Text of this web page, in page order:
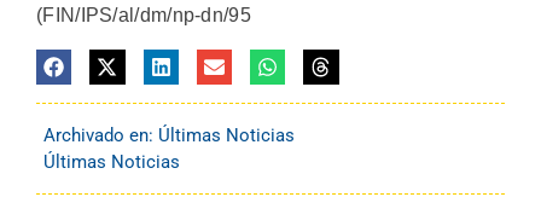
(FIN/IPS/al/dm/np-dn/95
Archivado en: Últimas Noticias
Últimas Noticias